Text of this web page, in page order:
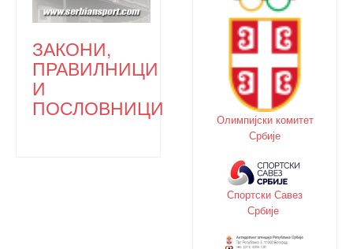
ЗАКОНИ,
ПРАВИЛНИЦИ
И
ПОСЛОВНИЦИ
Олимпијски комитет
Србије
Спортски Савез
Србије